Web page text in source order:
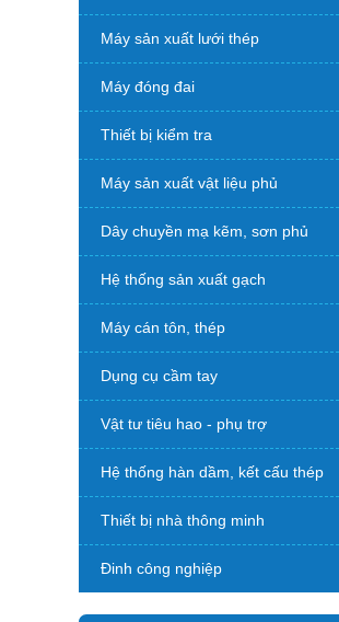
Máy sản xuất lưới thép
Máy đóng đai
Thiết bị kiểm tra
Máy sản xuất vật liệu phủ
Dây chuyền mạ kẽm, sơn phủ
Hệ thống sản xuất gạch
Máy cán tôn, thép
Dụng cụ cầm tay
Vật tư tiêu hao - phụ trợ
Hệ thống hàn dầm, kết cấu thép
Thiết bị nhà thông minh
Đinh công nghiệp